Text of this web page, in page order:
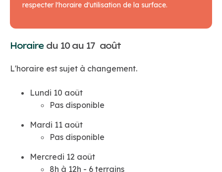
respecter l'horaire d'utilisation de la surface.
Horaire du 10 au 17 août
L'horaire est sujet à changement.
Lundi 10 août
Pas disponible
Mardi 11 août
Pas disponible
Mercredi 12 août
8h à 12h - 6 terrains